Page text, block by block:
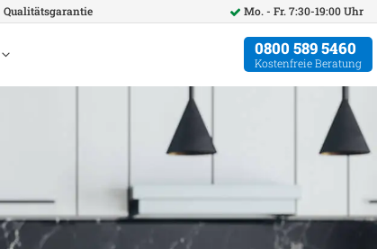
Qualitätsgarantie Mo. - Fr. 7:30-19:00 Uhr
0800 589 5460
Kostenfreie Beratung